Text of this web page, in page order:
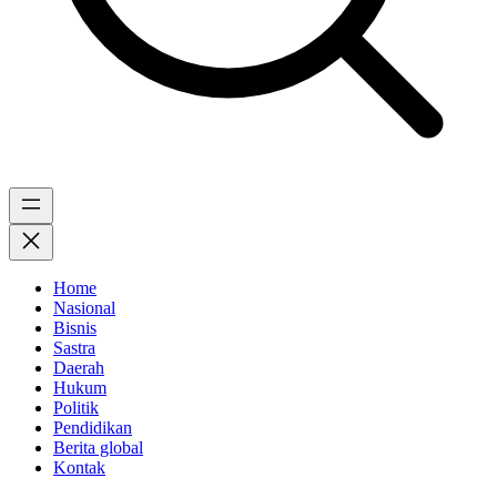
Home
Nasional
Bisnis
Sastra
Daerah
Hukum
Politik
Pendidikan
Berita global
Kontak